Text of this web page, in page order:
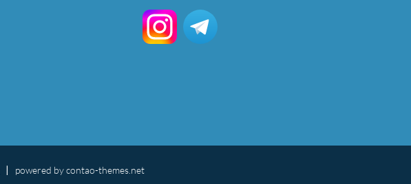
powered bycontao-themes.net